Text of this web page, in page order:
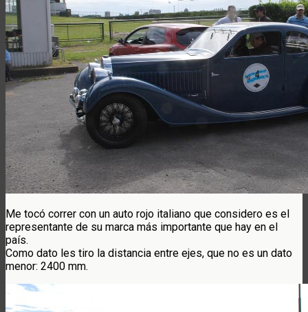
Me tocó correr con un auto rojo italiano que considero es el
representante de su marca más importante que hay en el
país.
Como dato les tiro la distancia entre ejes, que no es un dato
menor: 2400 mm.